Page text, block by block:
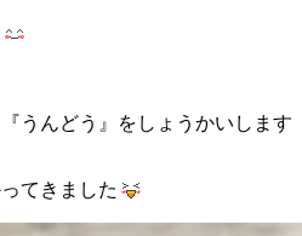
うんどう』をしょうかいします
てきました